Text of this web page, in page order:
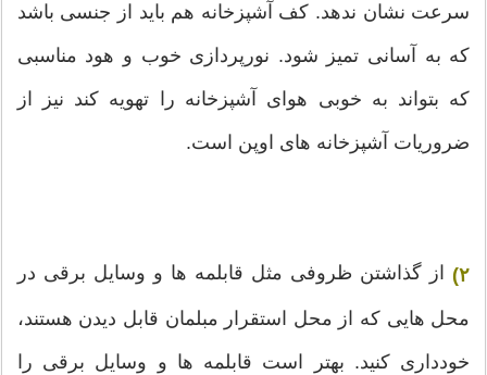
سرعت نشان ندهد. کف آشپزخانه هم باید از جنسی باشد
که به آسانی تمیز شود. نورپردازی خوب و هود مناسبی
که بتواند به خوبی هوای آشپزخانه را تهویه کند نیز از
ضروریات آشپزخانه های اوپن است.
۲) از گذاشتن ظروفی مثل قابلمه ها و وسایل برقی در
محل هایی که از محل استقرار مبلمان قابل دیدن هستند،
خودداری کنید. بهتر است قابلمه ها و وسایل برقی را